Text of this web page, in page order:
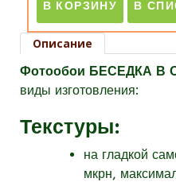
Описание
Фотообои БЕСЕДКА В
виды изготовления:
Текстуры:
на гладкой
мкрн,